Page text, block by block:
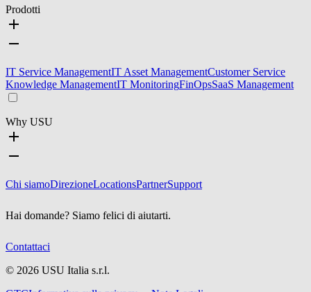
Prodotti
IT Service ManagementIT Asset ManagementCustomer Service
Knowledge ManagementIT MonitoringFinOpsSaaS Management
Why USU
Chi siamoDirezioneLocationsPartnerSupport
Hai domande? Siamo felici di aiutarti.
Contattaci
© 2026 USU Italia s.r.l.